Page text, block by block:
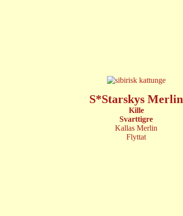
S*Starskys Merlin
Kille
Svarttigre
Kallas Merlin
Flyttat